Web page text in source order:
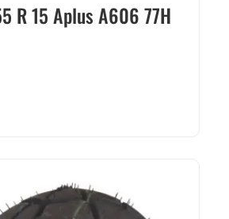
R 15 Aplus A606 77H